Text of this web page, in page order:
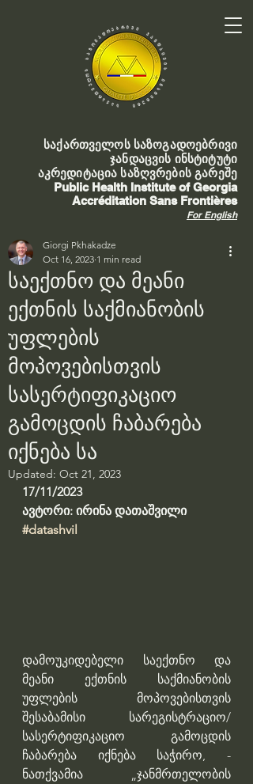
საქართველოს საზოგადოებრივი
ჯანდაცვის ინსტიტუტი
აკრედიტაცია საზღვრების გარეშე
Public Health Institute of Georgia
Accréditation Sans Frontières
For English
საექთნო და მეანი
ექთნის საქმიანობის
უფლების
მოპოვებისთვის
სასერტიფიკაციო
გამოცდის ჩაბარება
იქნება სა
Giorgi Pkhakadze
Oct 16, 2023 1 min read
Updated: Oct 21, 2023
17/11/2023
ავტორი: ირინა დათაშვილი
#datashvil
დამოუკიდებელი საექთნო და
მეანი ექთნის საქმიანობის
უფლების მოპოვებისთვის
შესაბამისი სარეგისტრაციო/
სასერტიფიკაციო გამოცდის
ჩაბარება იქნება საჭირო, -
ნათქვამია „ჯანმრთელობის